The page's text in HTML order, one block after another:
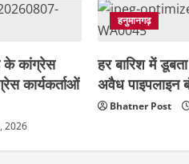
के कांग्रेस
कार्यकर्ताओं
2026
हनुमानगढ़
हर बारिश में
अवैध पाइपलाइन
Bhatner Post